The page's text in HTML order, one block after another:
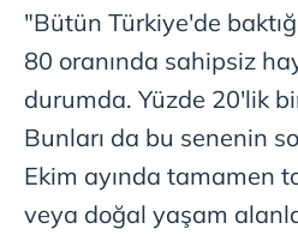
"Bütün Türkiye'de
80 oranında sahipsiz
durumda. Yüzde 20'lik bir
Bunları da bu senenin
Ekim ayında tamamen
veya doğal yaşam